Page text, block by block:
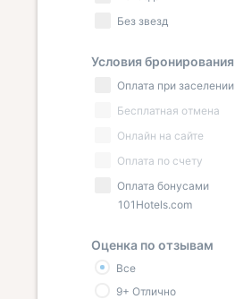
Без звезд
Условия бронирования
Оплата при заселении
Бесплатная отмена
Онлайн на сайте
Оплата по счету
Оплата бонусами
101Hotels.com
Оценка по отзывам
Все
9+ Отлично